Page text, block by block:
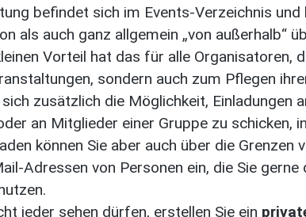
befindet sich im Events-Verzeichnis und
als auch ganz allgemein „von außerhalb“
Vorteil hat das für alle Organisatoren,
sondern auch zum Pflegen
zusätzlich die Möglichkeit, Einladungen
an Mitglieder einer Gruppe zu schicken,
können Sie aber auch über die Grenzen
Adressen von Personen ein, die Sie gerne
jeder sehen dürfen, erstellen Sie ein